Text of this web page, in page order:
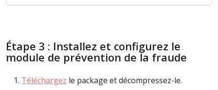
Étape 3 : Installez et configurez le
module de prévention de la fraude
Téléchargez le package et décompressez-le.